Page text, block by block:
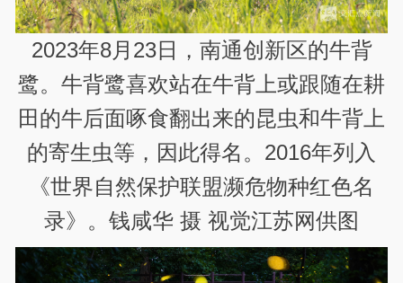
2023年8月23日，南通创新区的牛背
鹭。牛背鹭喜欢站在牛背上或跟随在耕
田的牛后面啄食翻出来的昆虫和牛背上
的寄生虫等，因此得名。2016年列入
《世界自然保护联盟濒危物种红色名
录》。钱咸华 摄 视觉江苏网供图